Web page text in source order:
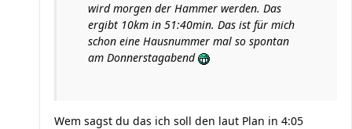
wird morgen der Hammer werden. Das
ergibt 10km in 51:40min. Das ist für mich
schon eine Hausnummer mal so spontan
am Donnerstagabend
Wem sagst du das ich soll den laut Plan in 4:05